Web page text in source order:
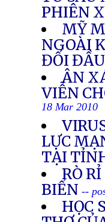
PHIÊN
MỸ
NGOÀI
ĐỐI
ÂN
VIỄN
18 Mar 2010
LỰC
TẠI
RÒ
BIỂN --
HỌC